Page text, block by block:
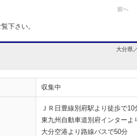
前へ
下さい。
大分県
収集中
ＪＲ日豊線別府駅より徒歩で10
東九州自動車道別府インターよ
大分空港より路線バスで50分